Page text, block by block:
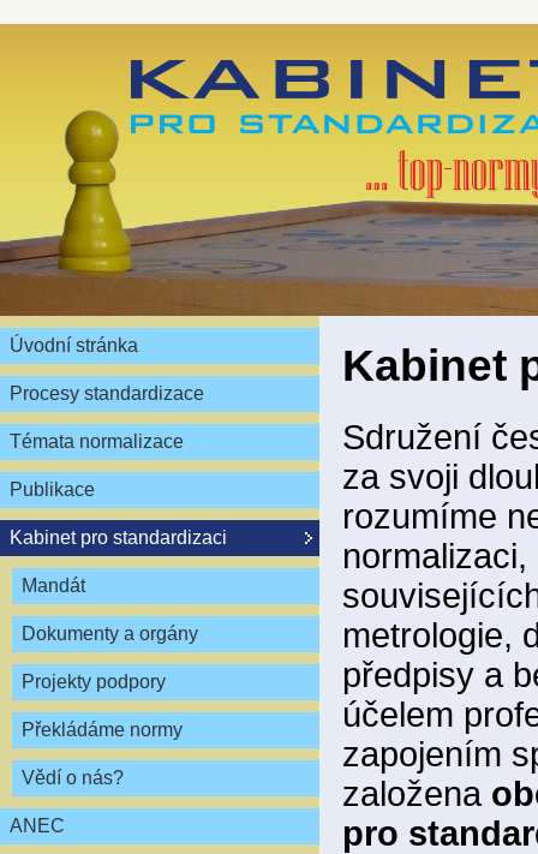
Úvodní stránka
Procesy standardizace
Témata normalizace
Publikace
Kabinet pro standardizaci
Mandát
Dokumenty a orgány
Projekty podpory
Překládáme normy
Vědí o nás?
ANEC
Kabinet
Sdružení
za svoji
rozumíme
metrologie,
předpisy a
účelem
zapojením
založena
pro